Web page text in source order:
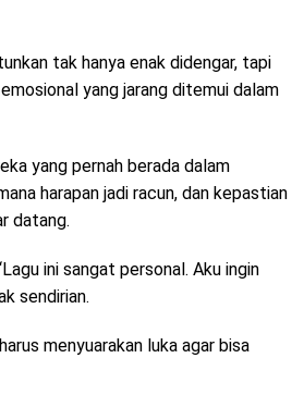
tak hanya enak didengar, tapi
yang jarang ditemui dalam
yang pernah berada dalam
harapan jadi racun, dan kepastian
datang.
ini sangat personal. Aku ingin
sendirian.
menyuarakan luka agar bisa